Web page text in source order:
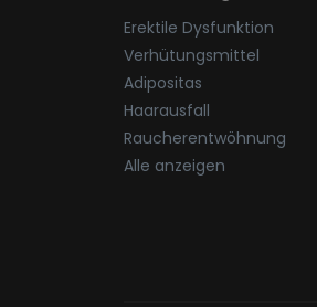
Erektile Dysfunktion
Verhütungsmittel
Adipositas
Haarausfall
Raucherentwöhnung
Alle anzeigen